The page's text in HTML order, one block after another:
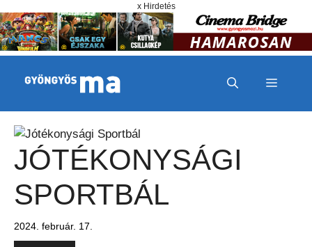
x Hirdetés
MENÜ
JÓTÉKONYSÁGI
SPORTBÁL
2024. február. 17.